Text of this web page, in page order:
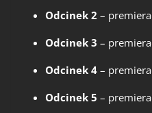
Odcinek 2 –
Odcinek 3 –
Odcinek 4 –
Odcinek 5 –